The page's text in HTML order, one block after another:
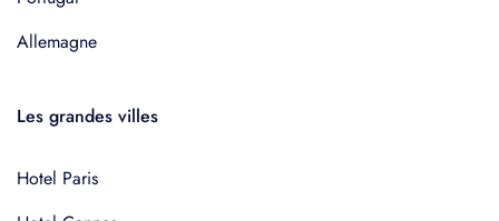
Allemagne
Les grandes villes
Hotel Paris